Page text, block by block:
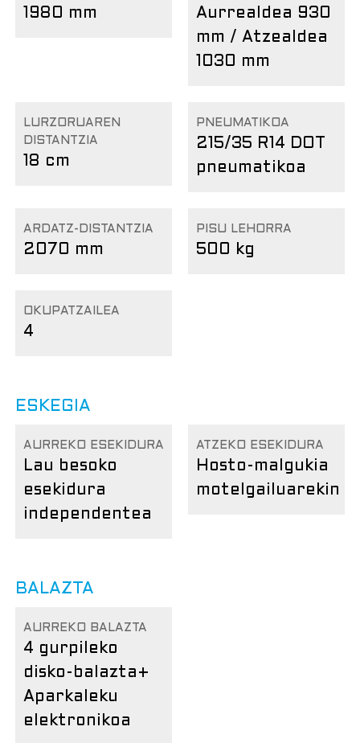
1980 mm
Aurrealdea 930
mm / Atzealdea
1030 mm
LURZORUAREN
DISTANTZIA
18 cm
PNEUMATIKOA
215/35 R14 DOT
pneumatikoa
ARDATZ-DISTANTZIA
2070 mm
PISU LEHORRA
500 kg
OKUPATZAILEA
4
ESKEGIA
AURREKO ESEKIDURA
Lau besoko
esekidura
independentea
ATZEKO ESEKIDURA
Hosto-malgukia
motelgailuarekin
BALAZTA
AURREKO BALAZTA
4 gurpileko
disko-balazta +
Aparkaleku
elektronikoa